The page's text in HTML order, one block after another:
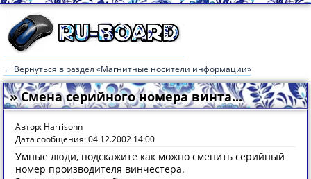
← Вернуться в раздел «Магнитные носители информации»
» Смена серийного номера винта...
Автор: Harrisonn
Дата сообщения: 04.12.2002 14:00
Умные люди, подскажите как можно сменить серийный
номер производителя винчестера.